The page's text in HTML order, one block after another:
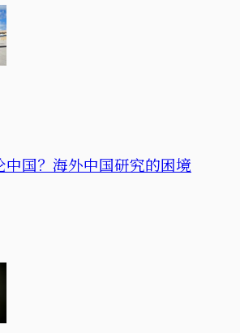
国？海外中国研究的困境